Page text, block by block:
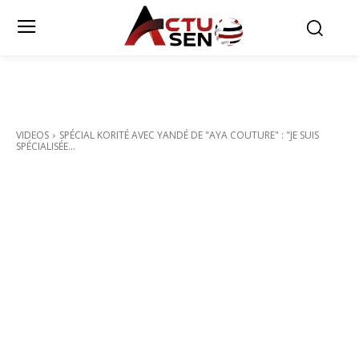
VIDEOS
SPÉCIAL KORITÉ AVEC YANDÉ DE "AYA COUTURE" : "JE SUIS
SPÉCIALISÉE...